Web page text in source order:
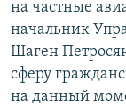
на частные
начальник
Шаген
сферу
на данный